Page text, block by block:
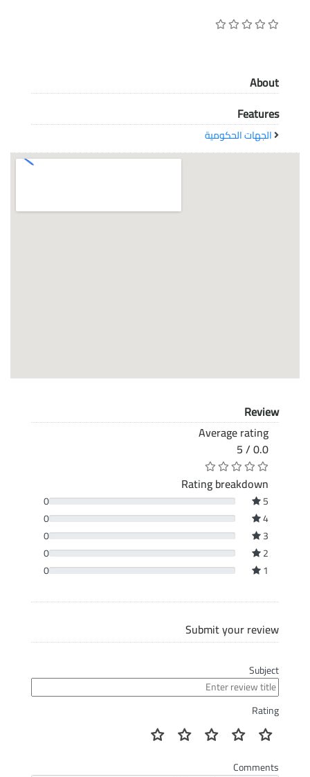
معاً نحو خلق مجتمع مبدع في عالم الأزياء
About
Features
الجهات الحكومية
Review
Average rating
0.0 / 5
Rating breakdown
5
0
4
0
3
0
2
0
1
0
Submit your review
Subject
Rating
Comments